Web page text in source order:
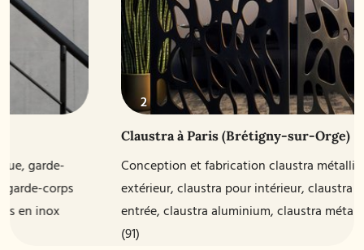
Claustra à Paris (Brétigny-sur-Orge)
Conception et fabrication claustra métallique, claustra pour
extérieur, claustra pour intérieur, claustra intérieur pour
entrée, claustra aluminium, claustra métal dans l'Essonne